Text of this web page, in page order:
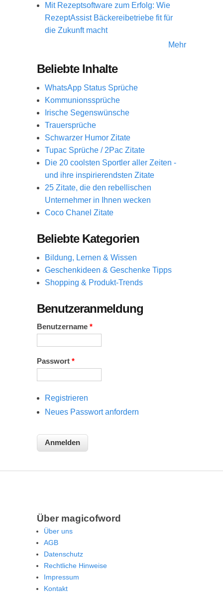
Mit Rezeptsoftware zum Erfolg: Wie
RezeptAssist Bäckereibetriebe fit für
die Zukunft macht
Mehr
Beliebte Inhalte
WhatsApp Status Sprüche
Kommunionssprüche
Irische Segenswünsche
Trauersprüche
Schwarzer Humor Zitate
Tupac Sprüche / 2Pac Zitate
Die 20 coolsten Sportler aller Zeiten -
und ihre inspirierendsten Zitate
25 Zitate, die den rebellischen
Unternehmer in Ihnen wecken
Coco Chanel Zitate
Beliebte Kategorien
Bildung, Lernen & Wissen
Geschenkideen & Geschenke Tipps
Shopping & Produkt-Trends
Benutzeranmeldung
Benutzername *
Passwort *
Registrieren
Neues Passwort anfordern
Über magicofword
Über uns
AGB
Datenschutz
Rechtliche Hinweise
Impressum
Kontakt